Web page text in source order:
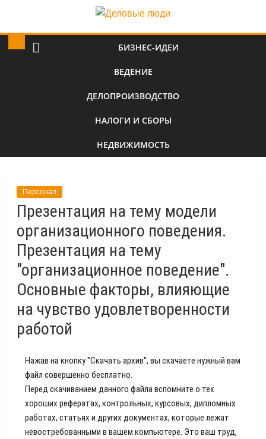
БИЗНЕС-ИДЕИ
ВЕДЕНИЕ
ДЕЛОПРОИЗВОДСТВО
НАЛОГИ И СБОРЫ
НЕДВИЖИМОСТЬ
Персонал
Презентация на тему модели
организационного поведения.
Презентация на тему
"организационное поведение".
Основные факторы, влияющие
на чувство удовлетворенности
работой
Нажав на кнопку "Скачать архив", вы скачаете нужный вам
файл совершенно бесплатно.
Перед скачиванием данного файла вспомните о тех
хороших рефератах, контрольных, курсовых, дипломных
работах, статьях и других документах, которые лежат
невостребованными в вашем компьютере. Это ваш труд,